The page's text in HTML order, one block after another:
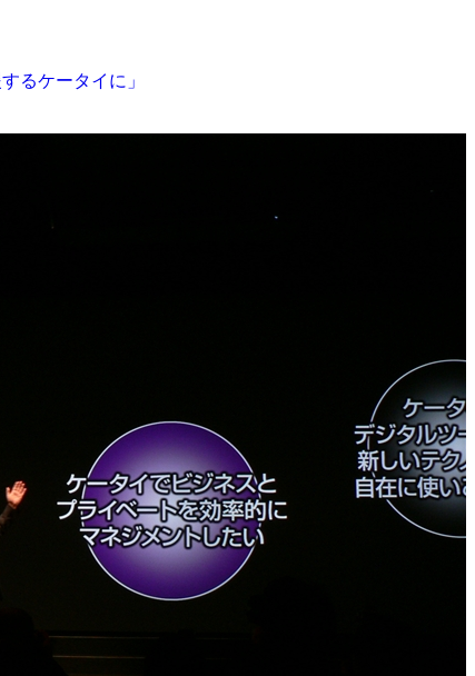
るケータイに」